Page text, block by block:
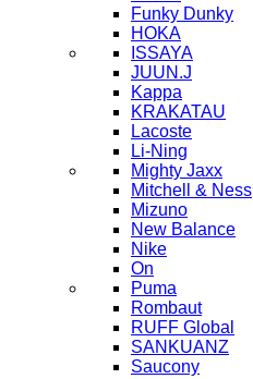
Funky Dunky
HOKA
ISSAYA
JUUN.J
Kappa
KRAKATAU
Lacoste
Li-Ning
Mighty Jaxx
Mitchell & Ness
Mizuno
New Balance
Nike
On
Puma
Rombaut
RUFF Global
SANKUANZ
Saucony